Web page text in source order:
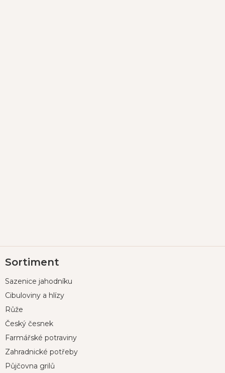
á
a
Sortiment
Sazenice jahodníku
Cibuloviny a hlízy
Růže
Český česnek
Farmářské potraviny
Zahradnické potřeby
Půjčovna grilů